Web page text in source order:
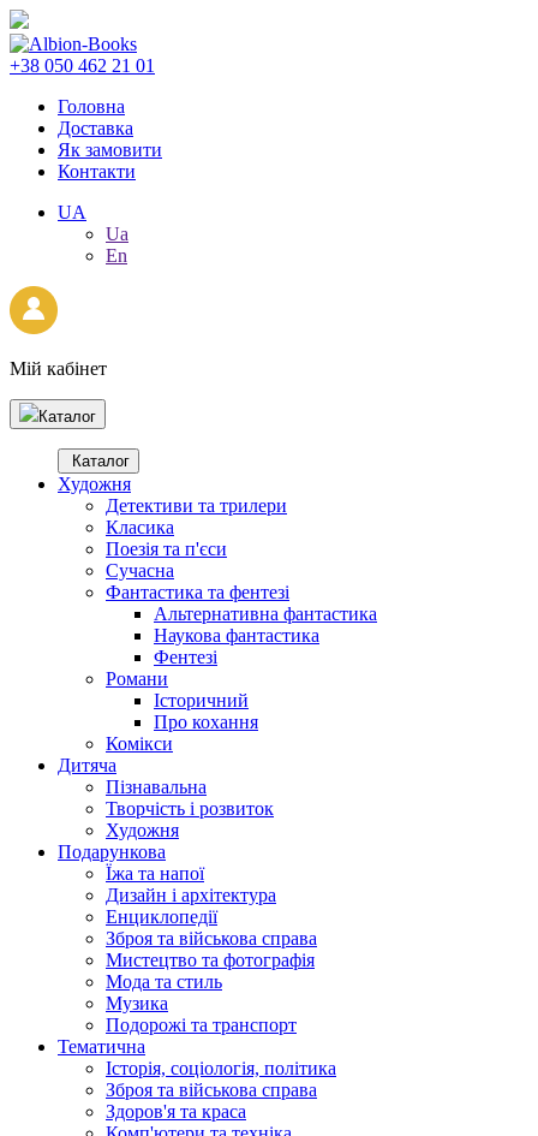
+38 050 462 21 01
Головна
Доставка
Як замовити
Контакти
UA
Ua
En
Мій кабінет
Каталог
Каталог
Художня
Детективи та трилери
Класика
Поезія та п'єси
Сучасна
Фантастика та фентезі
Альтернативна фантастика
Наукова фантастика
Фентезі
Романи
Історичний
Про кохання
Комікси
Дитяча
Пізнавальна
Творчість і розвиток
Художня
Подарункова
Їжа та напої
Дизайн і архітектура
Енциклопедії
Зброя та військова справа
Мистецтво та фотографія
Мода та стиль
Музика
Подорожі та транспорт
Тематична
Історія, соціологія, політика
Зброя та військова справа
Здоров'я та краса